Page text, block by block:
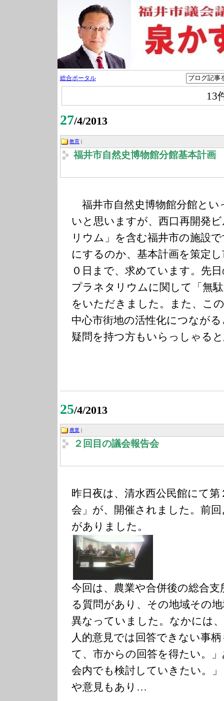
総合ポータル
13
27/4/2013
教育 |
福井市自然史博物館分館基本計画
福井市自然史博物館分館とい
いと思いますが、西口再開発
リウム」を含む福井市の施設
にするのか、基本計画を策定
０日まで、求めています。先
プラネタリウムに関して「無
をいただきました。また、こ
中心市街地の活性化につなが
疑問を持つ方もいらっしゃる
25/4/2013
農業
２回目の議会報告会
昨日夜は、清水西公民館にて
会」が、開催されました。前
がありました。
今回は、農業や合併後の総合
る質問があり、その地域その
異なっていました。なかには
人的意見では回答できない事
て、市からの回答を得たい。
会内でも検討していきたい。
や意見もあり…